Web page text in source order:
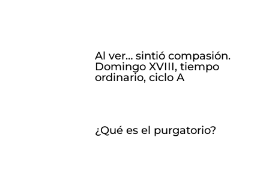
Al ver… sintió compasión.
Domingo XVIII, tiempo
ordinario, ciclo A
¿Qué es el purgatorio?